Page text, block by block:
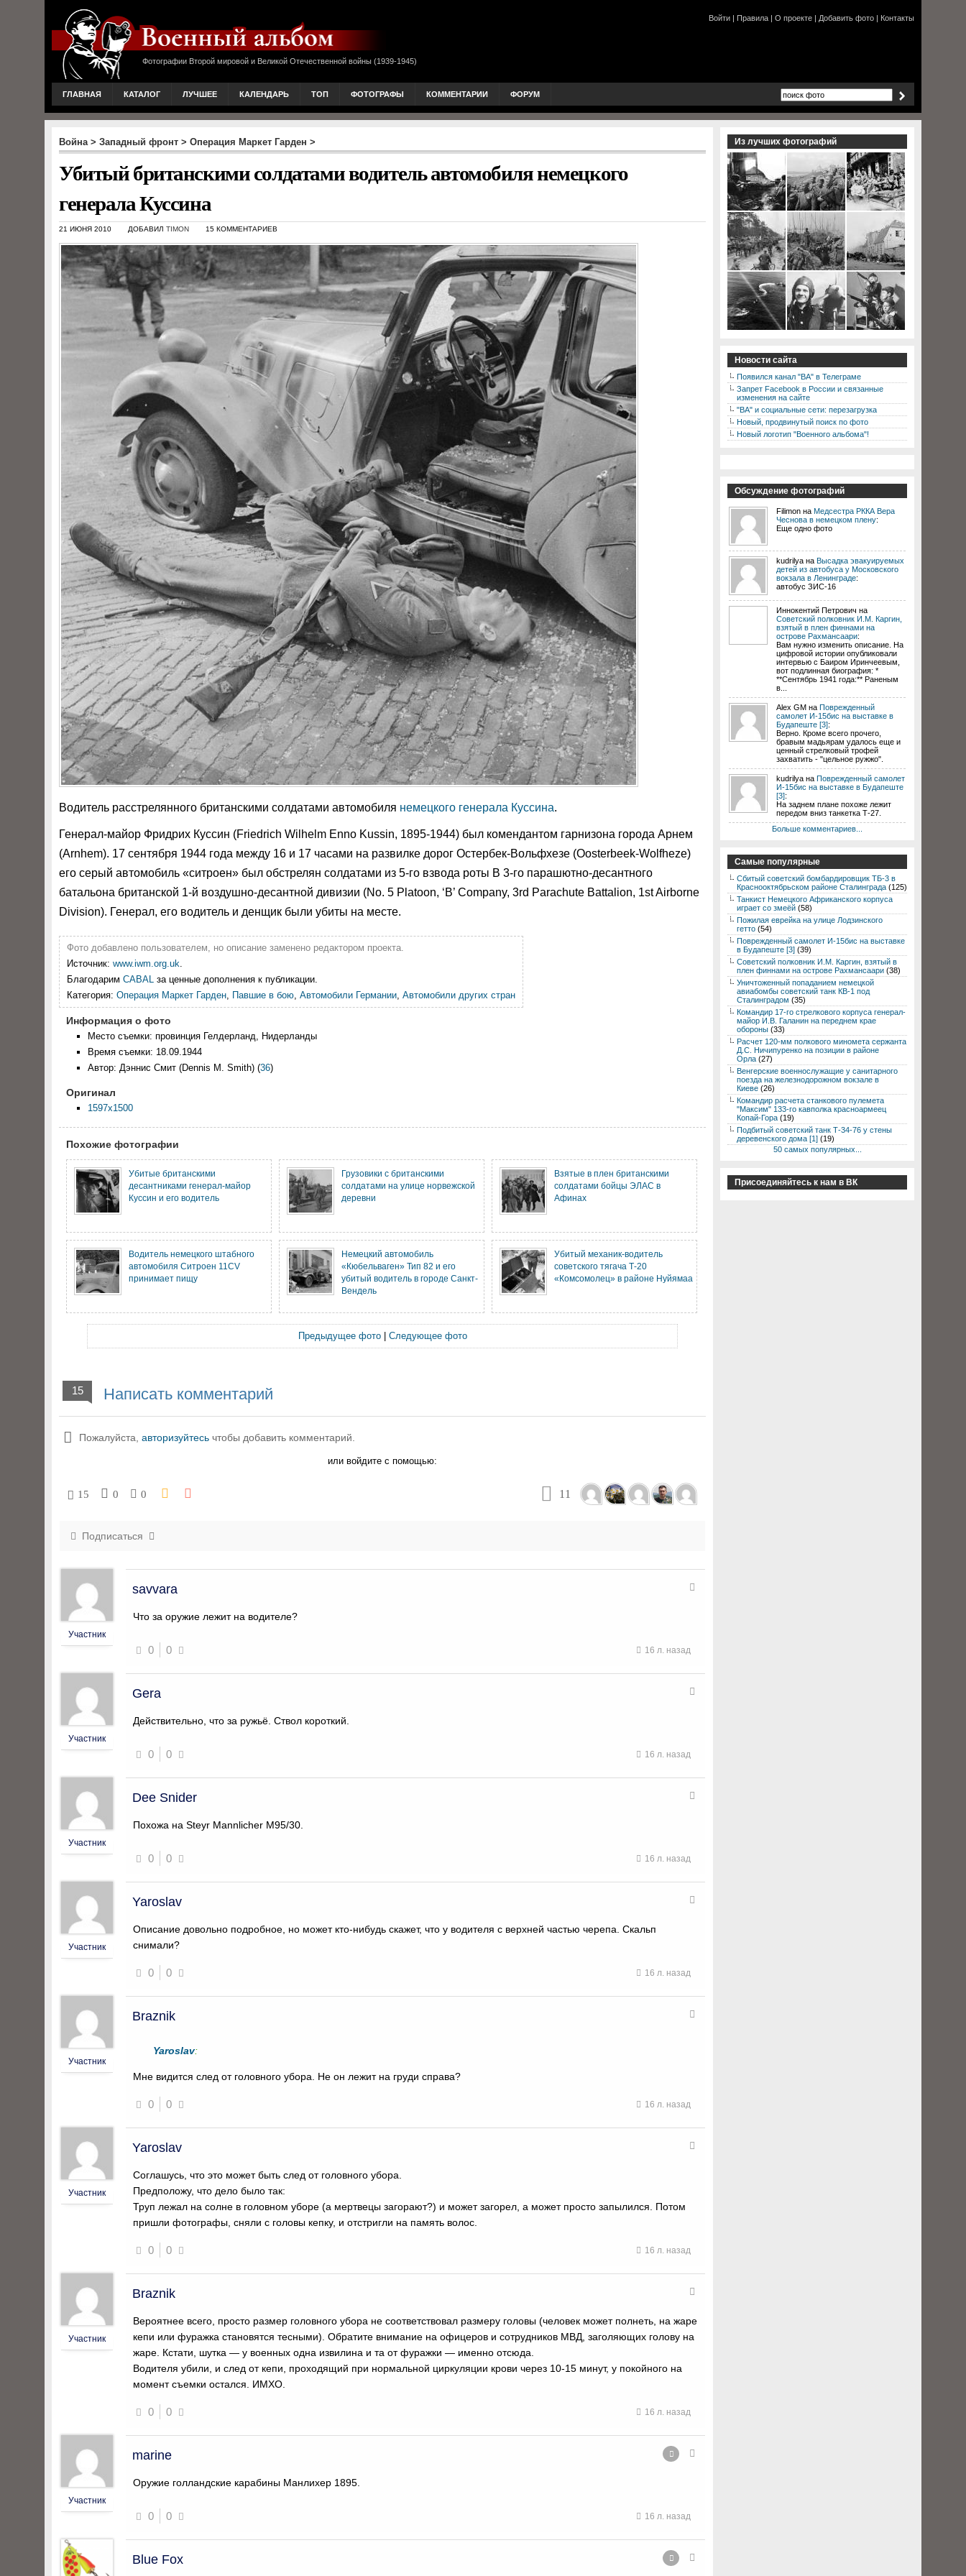
Фотографии Второй мировой и Великой Отечественной войны (1939-1945)
Войти | Правила | О проекте | Добавить фото | Контакты
ГЛАВНАЯ КАТАЛОГ ЛУЧШЕЕ КАЛЕНДАРЬ ТОП ФОТОГРАФЫ КОММЕНТАРИИ ФОРУМ
Война> Западный фронт > Операция Маркет Гарден >
Убитый британскими солдатами водитель автомобиля немецкого
генерала Куссина
21 ИЮНЯ 2010 ДОБАВИЛ TIMON 15 КОММЕНТАРИЕВ
Водитель расстрелянного британскими солдатами автомобиля немецкого генерала Куссина.
Генерал-майор Фридрих Куссин (Friedrich Wilhelm Enno Kussin, 1895-1944) был комендантом гарнизона города Арнем
(Arnhem). 17 сентября 1944 года между 16 и 17 часами на развилке дорог Остербек-Вольфхезе (Oosterbeek-Wolfheze)
его серый автомобиль «ситроен» был обстрелян солдатами из 5-го взвода роты В 3-го парашютно-десантного
батальона британской 1-й воздушно-десантной дивизии (No. 5 Platoon, ‘B’ Company, 3rd Parachute Battalion, 1st Airborne
Division). Генерал, его водитель и денщик были убиты на месте.
Фото добавлено пользователем, но описание заменено редактором проекта.
Источник: www.iwm.org.uk.
Благодарим CABAL за ценные дополнения к публикации.
Категория: Операция Маркет Гарден, Павшие в бою, Автомобили Германии, Автомобили других стран
Информация о фото
Место съемки: провинция Гелдерланд, Нидерланды
Время съемки: 18.09.1944
Автор: Дэннис Смит (Dennis M. Smith) (36)
Оригинал
1597x1500
Похожие фотографии
Убитые британскими
десантниками генерал-майор
Куссин и его водитель
Грузовики с британскими
солдатами на улице норвежской
деревни
Взятые в плен британскими
солдатами бойцы ЭЛАС в
Афинах
Водитель немецкого штабного
автомобиля Ситроен 11CV
принимает пищу
Немецкий автомобиль
«Кюбельваген» Тип 82 и его
убитый водитель в городе Санкт-
Вендель
Убитый механик-водитель
советского тягача Т-20
«Комсомолец» в районе Нуйямаа
Предыдущее фото| Следующее фото
15 Написать комментарий
Пожалуйста, авторизуйтесь чтобы добавить комментарий.
или войдите с помощью:
15 0 0 11
Подписаться
Участник
savvara
Что за оружие лежит на водителе?
0 0 16 л. назад
Участник
Gera
Действительно, что за ружьё. Ствол короткий.
0 0 16 л. назад
Участник
Dee Snider
Похожа на Steyr Mannlicher M95/30.
0 0 16 л. назад
Участник
Yaroslav
Описание довольно подробное, но может кто-нибудь скажет, что у водителя с верхней частью черепа. Скальп
снимали?
0 0 16 л. назад
Участник
Braznik
Yaroslav:
Мне видится след от головного убора. Не он лежит на груди справа?
0 0 16 л. назад
Участник
Yaroslav
Соглашусь, что это может быть след от головного убора.
Предположу, что дело было так:
Труп лежал на солне в головном уборе (а мертвецы загорают?) и может загорел, а может просто запылился. Потом
пришли фотографы, сняли с головы кепку, и отстригли на память волос.
0 0 16 л. назад
Участник
Braznik
Вероятнее всего, просто размер головного убора не соответствовал размеру головы (человек может полнеть, на жаре
кепи или фуражка становятся тесными). Обратите внимание на офицеров и сотрудников МВД, заголяющих голову на
жаре. Кстати, шутка — у военных одна извилина и та от фуражки — именно отсюда.
Водителя убили, и след от кепи, проходящий при нормальной циркуляции крови через 10-15 минут, у покойного на
момент съемки остался. ИМХО.
0 0 16 л. назад
Участник
marine
Оружие голландские карабины Манлихер 1895.
0 0 16 л. назад
Blue Fox
Из лучших фотографий
Новости сайта
Появился канал "ВА" в Телеграме
Запрет Facebook в России и связанные
изменения на сайте
"ВА" и социальные сети: перезагрузка
Новый, продвинутый поиск по фото
Новый логотип "Военного альбома"!
Обсуждение фотографий
Filimon на Медсестра РККА Вера
Чеснова в немецком плену:
Еще одно фото
kudrilya на Высадка эвакуируемых
детей из автобуса у Московского
вокзала в Ленинграде:
автобус ЗИС-16
Иннокентий Петрович на
Советский полковник И.М. Каргин,
взятый в плен финнами на
острове Рахмансаари:
Вам нужно изменить описание. На
цифровой истории опубликовали
интервью с Баиром Иринчеевым,
вот подлинная биография: *
**Сентябрь 1941 года:** Раненым
в...
Alex GM на Поврежденный
самолет И-15бис на выставке в
Будапеште [3]:
Верно. Кроме всего прочего,
бравым мадьярам удалось еще и
ценный стрелковый трофей
захватить - "цельное ружжо".
kudrilya на Поврежденный самолет
И-15бис на выставке в Будапеште
[3]:
На заднем плане похоже лежит
передом вниз танкетка Т-27.
Больше комментариев...
Самые популярные
Сбитый советский бомбардировщик ТБ-3 в
Краснооктябрьском районе Сталинграда (125)
Танкист Немецкого Африканского корпуса
играет со змеёй (58)
Пожилая еврейка на улице Лодзинского
гетто (54)
Поврежденный самолет И-15бис на выставке
в Будапеште [3] (39)
Советский полковник И.М. Каргин, взятый в
плен финнами на острове Рахмансаари (38)
Уничтоженный попаданием немецкой
авиабомбы советский танк КВ-1 под
Сталинградом (35)
Командир 17-го стрелкового корпуса генерал-
майор И.В. Галанин на переднем крае
обороны (33)
Расчет 120-мм полкового миномета сержанта
Д.С. Ничипуренко на позиции в районе
Орла (27)
Венгерские военнослужащие у санитарного
поезда на железнодорожном вокзале в
Киеве (26)
Командир расчета станкового пулемета
"Максим" 133-го кавполка красноармеец
Копай-Гора (19)
Подбитый советский танк Т-34-76 у стены
деревенского дома [1] (19)
50 самых популярных...
Присоединяйтесь к нам в ВК